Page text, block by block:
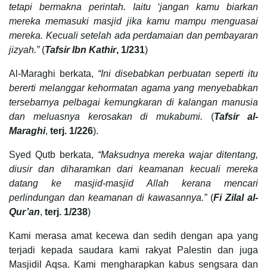
tetapi bermakna perintah. Iaitu ‘jangan kamu biarkan
mereka memasuki masjid jika kamu mampu menguasai
mereka. Kecuali setelah ada perdamaian dan pembayaran
jizyah.” (Tafsir Ibn Kathir, 1/231)
Al-Maraghi berkata, “Ini disebabkan perbuatan seperti itu
bererti melanggar kehormatan agama yang menyebabkan
tersebarnya pelbagai kemungkaran di kalangan manusia
dan meluasnya kerosakan di mukabumi. (Tafsir al-
Maraghi, terj. 1/226).
Syed Qutb berkata, “Maksudnya mereka wajar ditentang,
diusir dan diharamkan dari keamanan kecuali mereka
datang ke masjid-masjid Allah kerana mencari
perlindungan dan keamanan di kawasannya.” (Fi Zilal al-
Qur’an, terj. 1/238)
Kami merasa amat kecewa dan sedih dengan apa yang
terjadi kepada saudara kami rakyat Palestin dan juga
Masjidil Aqsa. Kami mengharapkan kabus sengsara dan